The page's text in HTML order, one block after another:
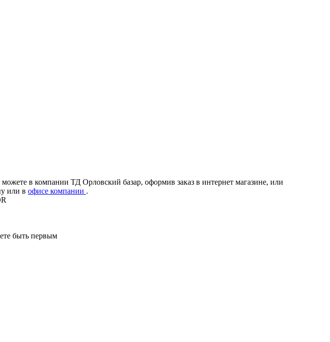
в компании ТД Орловский базар, оформив заказ в интернет магазине, или
или в офисе компании .
быть первым